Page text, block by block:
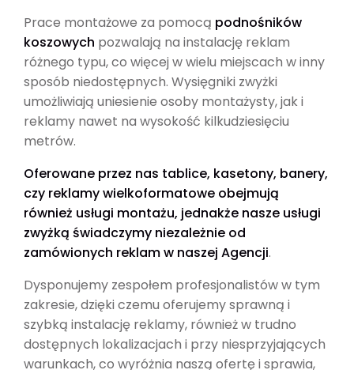
Prace montażowe za pomocą podnośników
koszowych pozwalają na instalację reklam
różnego typu, co więcej w wielu miejscach w inny
sposób niedostępnych. Wysięgniki zwyżki
umożliwiają uniesienie osoby montażysty, jak i
reklamy nawet na wysokość kilkudziesięciu
metrów.
Oferowane przez nas tablice, kasetony, banery,
czy reklamy wielkoformatowe obejmują
również usługi montażu, jednakże nasze usługi
zwyżką świadczymy niezależnie od
zamówionych reklam w naszej Agencji.
Dysponujemy zespołem profesjonalistów w tym
zakresie, dzięki czemu oferujemy sprawną i
szybką instalację reklamy, również w trudno
dostępnych lokalizacjach i przy niesprzyjających
warunkach, co wyróżnia naszą ofertę i sprawia,